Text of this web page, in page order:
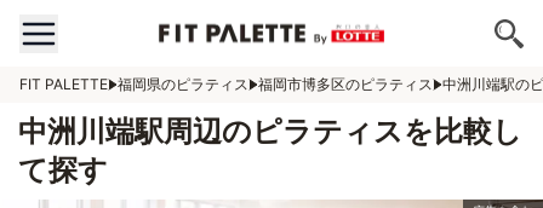
FIT PALETTE 福岡県のピラティス 福岡市博多区のピラティス 中洲川端駅の
中洲川端駅周辺のピラティスを比較し
て探す